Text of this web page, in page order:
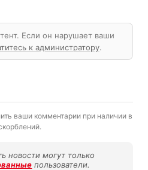
Если он нарушает ваши
к администратору.
ваши комментарии при наличии в
новости могут только
пользователи.